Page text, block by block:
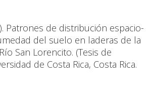
Patrones de distribución espacio-
del suelo en laderas de la
San Lorencito. (Tesis de
de Costa Rica, Costa Rica.